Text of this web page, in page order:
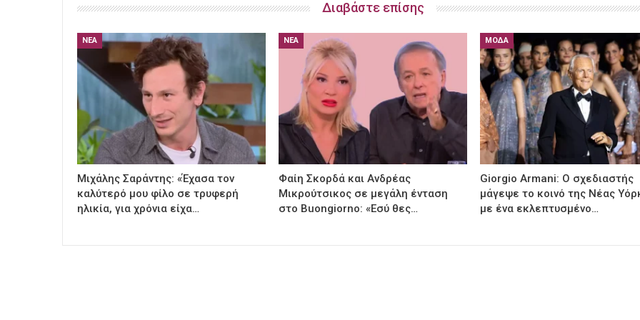
Διαβάστε επίσης
ΝΈΑ
Μιχάλης Σαράντης: «Έχασα τον
καλύτερό μου φίλο σε τρυφερή
ηλικία, για χρόνια είχα…
ΝΈΑ
Φαίη Σκορδά και Ανδρέας
Μικρούτσικος σε μεγάλη ένταση
στο Buongiorno: «Εσύ θες…
ΜΌΔΑ
Giorgio Armani: Ο σχεδιαστής
μάγεψε το κοινό της Νέας
με ένα εκλεπτυσμένο…